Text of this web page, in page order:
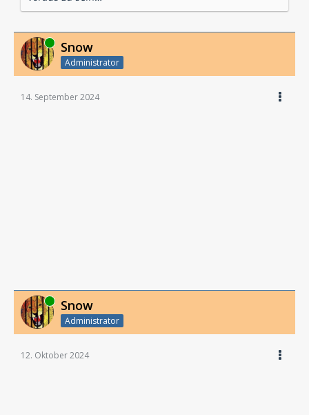
Online Snow
Administrator
14. September 2024
Online Snow
Administrator
12. Oktober 2024